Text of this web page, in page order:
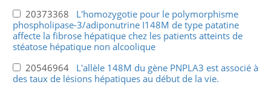
20373368 L'homozygotie pour le polymorphisme
phospholipase-3/adiponutrine I148M de type patatine
affecte la fibrose hépatique chez les patients atteints de
stéatose hépatique non alcoolique
20546964 L'allèle 148M du gène PNPLA3 est associé à
des taux de lésions hépatiques au début de la vie.